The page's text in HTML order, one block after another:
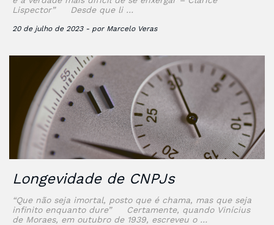
Lispector” Desde que li …
20 de julho de 2023 - por Marcelo Veras
Longevidade de CNPJs
“Que não seja imortal, posto que é chama, mas que seja
infinito enquanto dure” Certamente, quando Vinícius
de Moraes, em outubro de 1939, escreveu o …